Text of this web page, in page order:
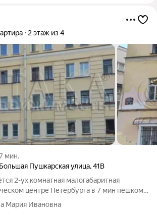
2 этаж из 4
мин.
Большая Пушкарская улица,41В
2-ух комнатная малогабаритная
центре Петербурга в 7 мин пешком
Это уникальное предложение для
архитектуры. Квартира расположена в
Мария Ивановна